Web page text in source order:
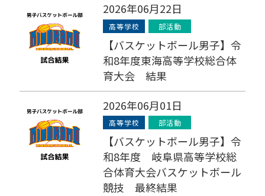
2026年06月22日
高等学校 部活動
【バスケットボール男子】令
和8年度東海高等学校総合体
育大会 結果
2026年06月01日
高等学校 部活動
【バスケットボール男子】令
和8年度 岐阜県高等学校総
合体育大会バスケットボール
競技 最終結果